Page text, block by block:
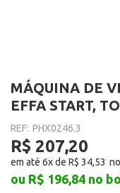
MÁQUINA DE
EFFA START,
REF: PHX0246.3
R$ 207,20
em até 6x de R$ 34,53
ou R$ 196,84 no